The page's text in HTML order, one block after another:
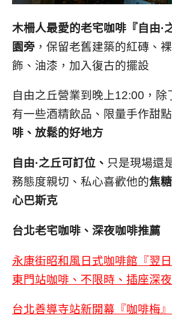
木柵人最愛的老宅咖啡『自由·
園旁 ，保留老舊建築的紅磚、
飾、油漆，加入復古的擺設
自由之丘營業到晚上12:00 ，
有一些酒精飲品、限量手作甜點
啡、放鬆的好地方
自由·之丘可訂位、 只是現場還
務態度親切、私心喜歡他的焦
心巴斯克
台北老宅咖啡、深夜咖啡推薦
永康街昭和風日式咖啡館『翌
東門站咖啡、不限時、插座深
台北善導寺站新開幕『咖啡梅